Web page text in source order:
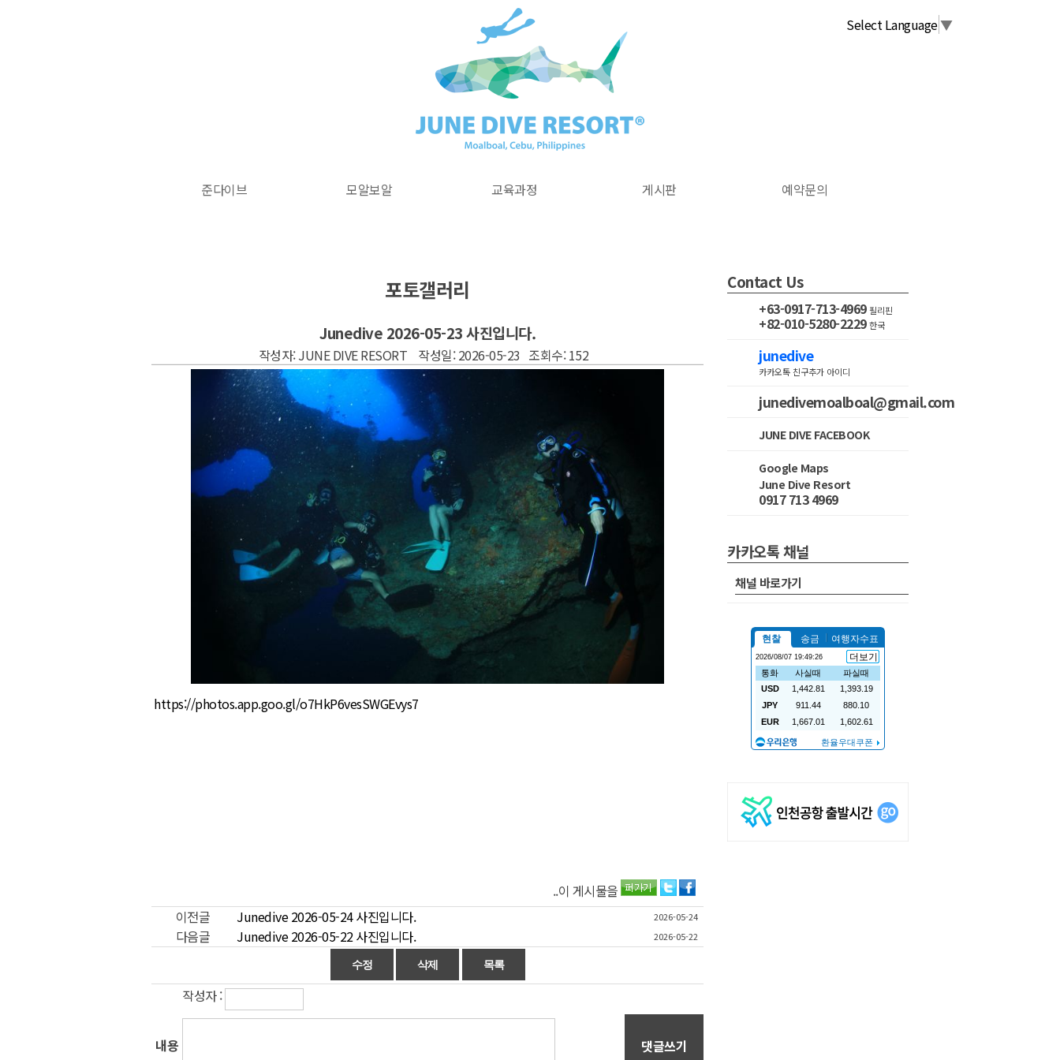
준다이브 모알보알 교육과정 게시판 예약문의
Select Language▼
포토갤러리
Junedive 2026-05-23 사진입니다.
작성자: JUNE DIVE RESORT 작성일: 2026-05-23 조회수: 152
https://photos.app.goo.gl/o7HkP6vesSWGEvys7
..이 게시물을
이전글
Junedive 2026-05-24 사진입니다. 2026-05-24
다음글 Junedive 2026-05-22 사진입니다. 2026-05-22
작성자 :
내용 댓글쓰기
Contact Us
+63-0917-713-4969 필리핀
+82-010-5280-2229 한국
junedive
카카오톡 친구추가 아이디
junedivemoalboal@gmail.com
JUNE DIVE FACEBOOK
Google Maps
June Dive Resort
0917 713 4969
카카오톡 채널
채널 바로가기